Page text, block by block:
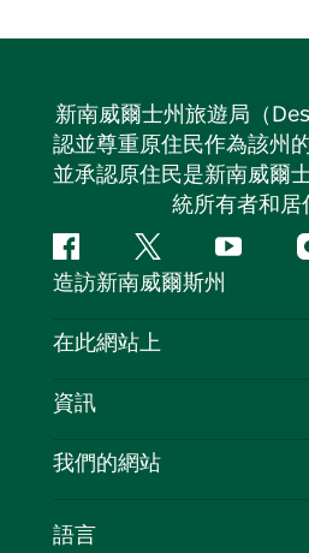
新南威爾士州旅遊局（
認並尊重原住民作為該州
並承認原住民是新南威爾
統所有者和居
Facebook嘰
嘰
喳
Youtube
造訪新南威爾斯州
聯絡我們
隱私
Cookie 通知
在此網站上
目的地
新南威爾斯州公路旅行
活動
資訊
旅行資訊
新南威爾斯的商業
我們的網站
語言